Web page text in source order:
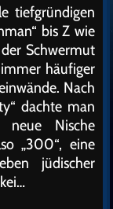
tiefgründigen
bis Z wie
Schwermut
häufiger
Nach
dachte man
Nische
„300“, eine
jüdischer